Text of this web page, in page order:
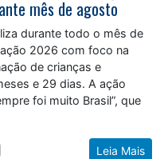
mês de agosto
durante todo o mês de
2026 com foco na
de crianças e
e 29 dias. A ação
foi muito Brasil”, que
Leia Mais